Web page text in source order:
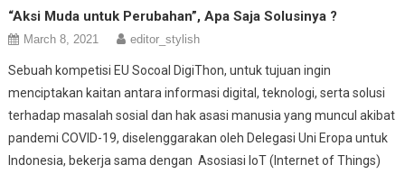
“Aksi Muda untuk Perubahan”, Apa Saja Solusinya ?
March 8, 2021 editor_stylish
Sebuah kompetisi EU Socoal DigiThon, untuk tujuan ingin
menciptakan kaitan antara informasi digital, teknologi, serta solusi
terhadap masalah sosial dan hak asasi manusia yang muncul akibat
pandemi COVID-19, diselenggarakan oleh Delegasi Uni Eropa untuk
Indonesia, bekerja sama dengan Asosiasi IoT (Internet of Things)